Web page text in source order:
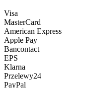
Visa
MasterCard
American Express
Apple Pay
Bancontact
EPS
Klarna
Przelewy24
PayPal